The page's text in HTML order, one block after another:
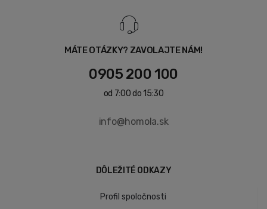
MÁTE OTÁZKY? ZAVOLAJTE NÁM!
0905 200 100
od 7:00 do 15:30
info@homola.sk
DÔLEŽITÉ ODKAZY
Profil spoločnosti